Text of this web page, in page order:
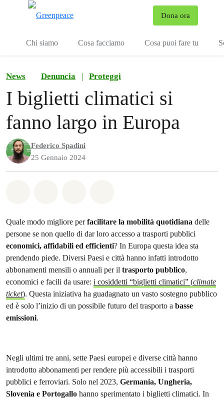
Dona ora
Chi siamo Cosa facciamo Cosa puoi fare tu
News Denuncia | Proteggi
I biglietti climatici si
fanno largo in Europa
Federico Spadini
25 Gennaio 2024
Quale modo migliore perfacilitare la mobilità quotidiana delle
persone se non quello di dar loro accesso a trasporti pubblici
economici, affidabili ed efficienti? In Europa questa idea sta
prendendo piede. Diversi Paesi e città hanno infatti introdotto
abbonamenti mensili o annuali per il trasporto pubblico,
economici e facili da usare: i cosiddetti “biglietti climatici” (climate
ticket). Questa iniziativa ha guadagnato un vasto sostegno pubblico
ed è solo l’inizio di un possibile futuro del trasporto a basse
emissioni.
Negli ultimi tre anni, sette Paesi europei e diverse città hanno
introdotto abbonamenti per rendere più accessibili i trasporti
pubblici e ferroviari. Solo nel 2023, Germania, Ungheria,
Slovenia e Portogallo hanno sperimentato i biglietti climatici. In